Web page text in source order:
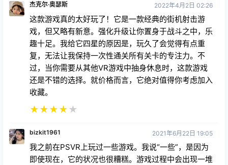
杰克尔·奥瑟斯 2022年4月2日 02:26
这款游戏真的太好玩了！它是一款经典的街机射击游
戏，但又略有新意。强化升级让你置身于战斗之中，乐
趣十足。我给它四星的原因是，玩久了会觉得有点重
复，无法让我保持一次性通关所有关卡的专注力。不
过，当你需要从其他VR游戏中抽身休息时，这款游戏
还是不错的选择。就价格而言，它绝对值得你考虑加入
收藏。
★★★★★
bizkit1961 2021年6月22日 19:05
我之前在PSVR上玩过一些游戏。我说“一些”，是因为
即使现在，它的状况也很糟糕。游戏过程中会出现一堆